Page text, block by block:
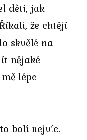
děti, jak
že chtějí
skvělé na
nějaké
lépe
bolí nejvíc.